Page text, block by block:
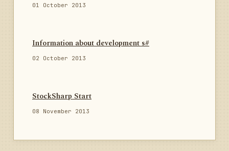
01 October 2013
Information about development s#
02 October 2013
StockSharp Start
08 November 2013